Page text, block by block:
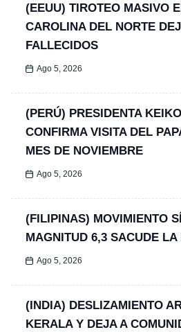
(EEUU) TIROTEO MASIVO
CAROLINA DEL NORTE
FALLECIDOS
Ago 5, 2026
(PERÚ) PRESIDENTA
CONFIRMA VISITA DEL
MES DE NOVIEMBRE
Ago 5, 2026
(FILIPINAS) MOVIMIENTO
MAGNITUD 6,3 SACUDE
Ago 5, 2026
(INDIA) DESLIZAMIENTO
KERALA Y DEJA A